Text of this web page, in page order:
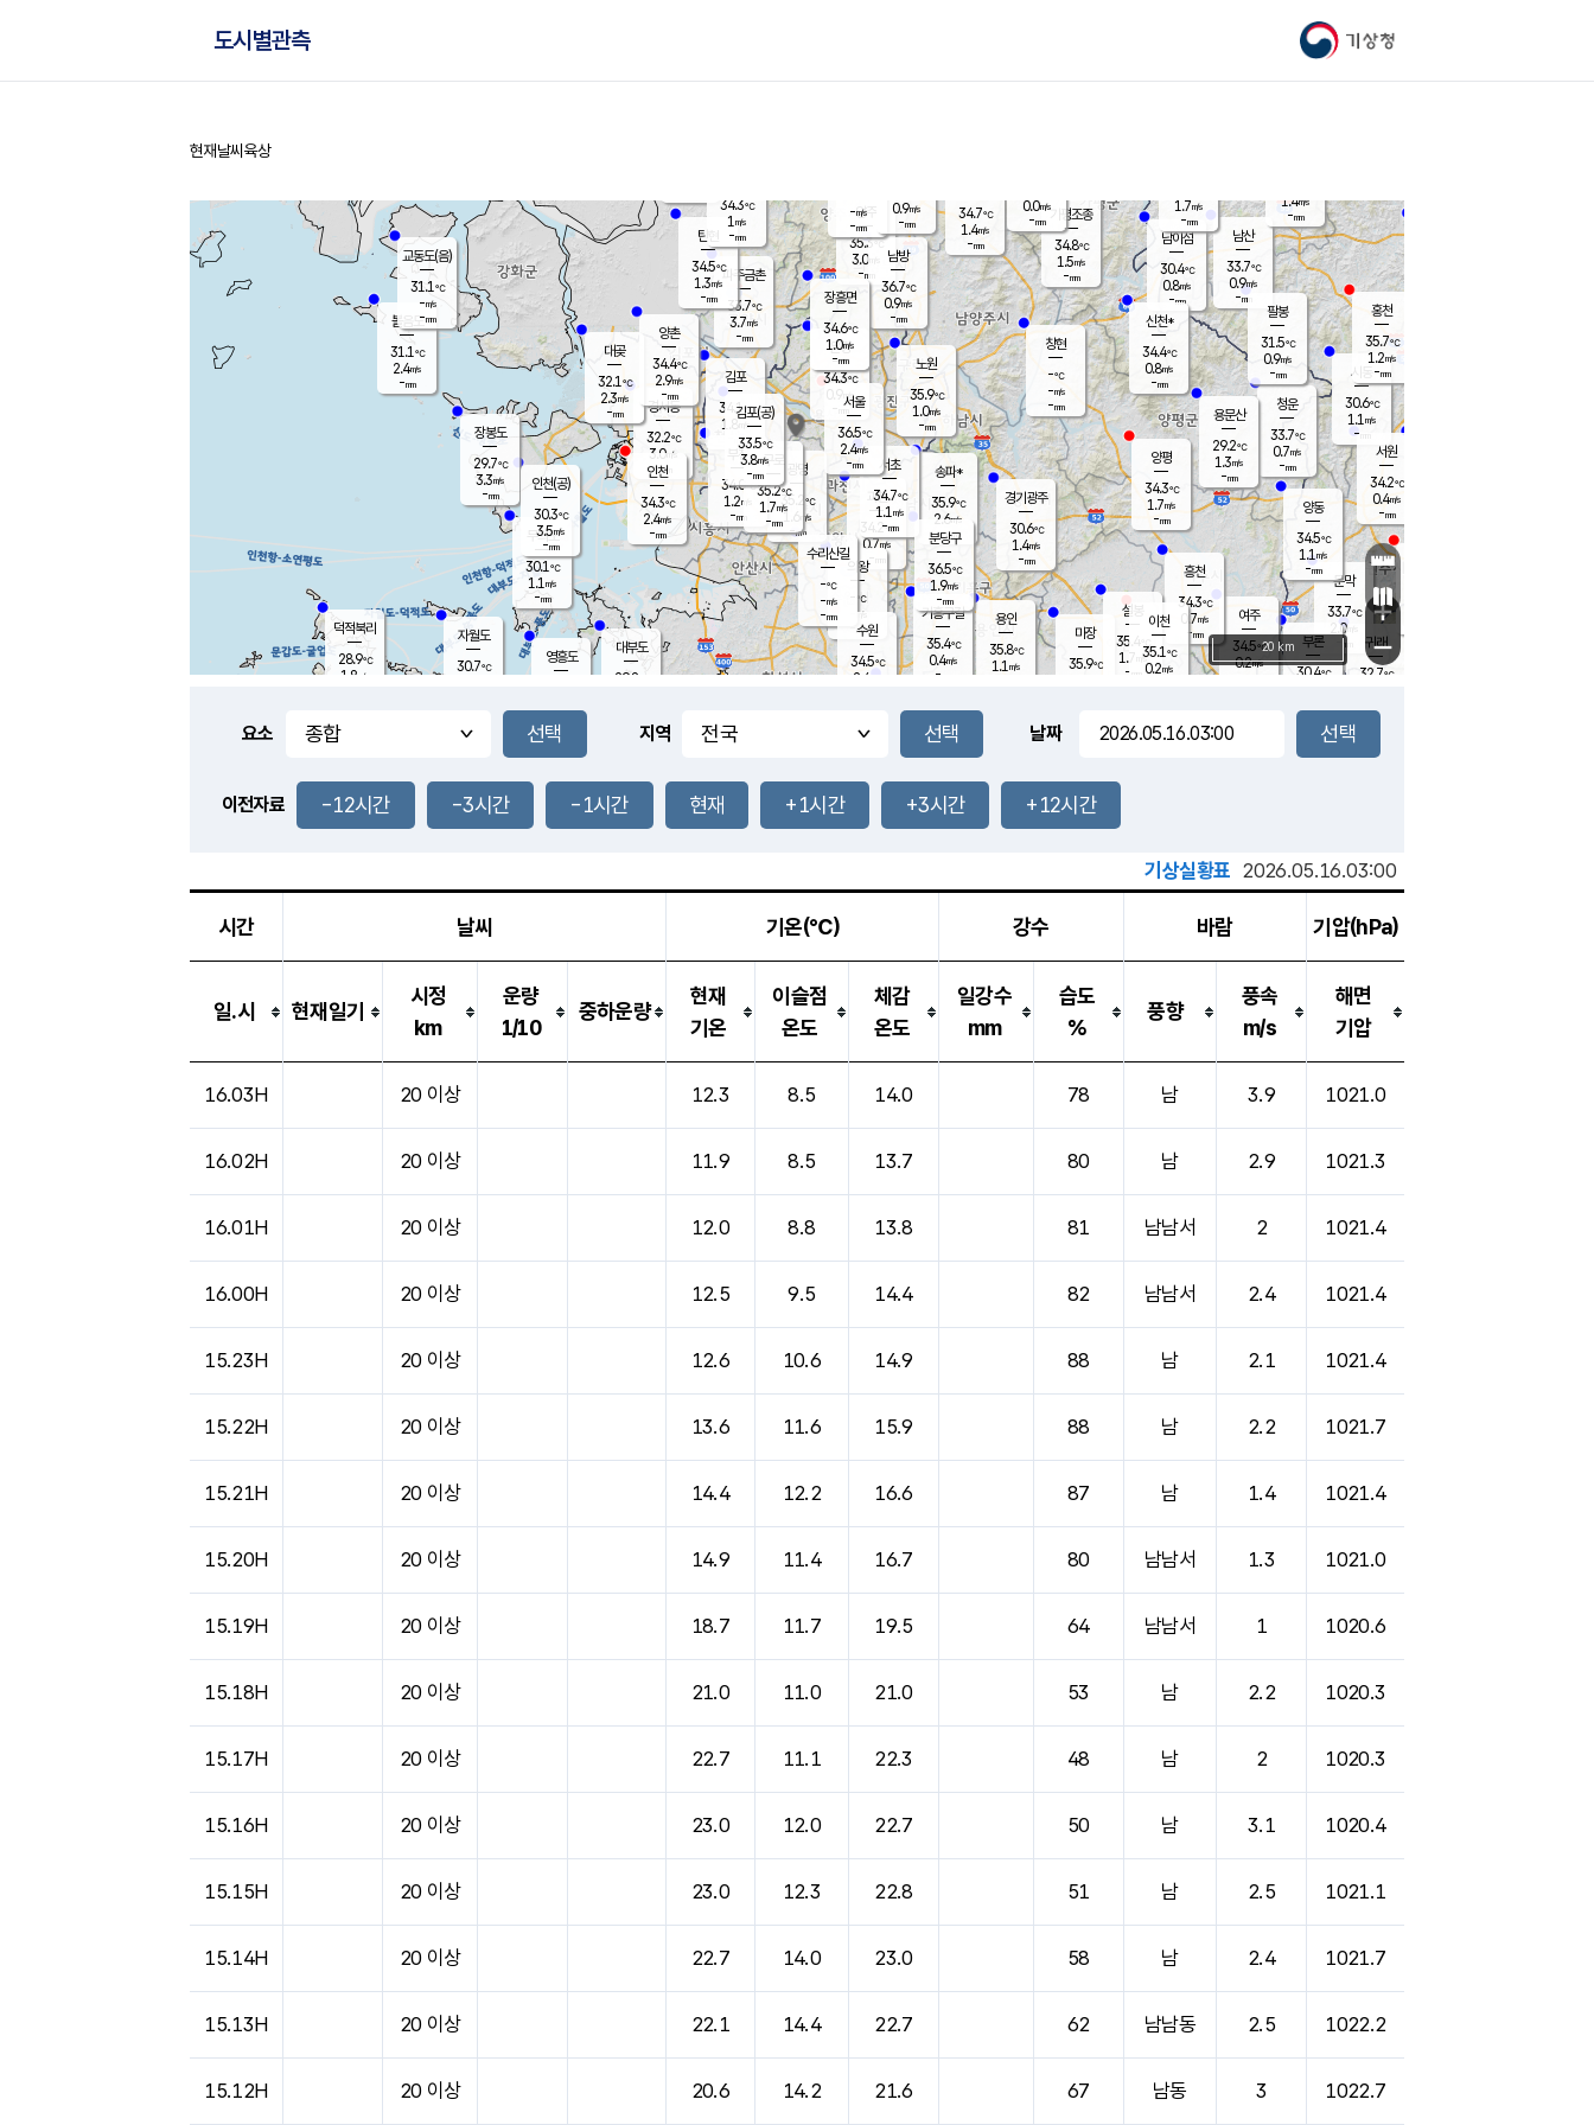
기상청
도시별관측
홈
현재날씨 육상
풍도
2.3m/s
문막
33.7℃
2.0m/s
mm
남이섬
30.4℃
0.8m/s
-mm
무의도
30.1℃
1.1 m/s
-mm
영흥도
볼음도
31.1℃
2.4m/s
-mm
자월도
30.7℃
양주
35.3℃
3.0
-mm
부론
30.4℃
과천
34.2℃
0.7m/s
- mm
남산
33.7℃
0.9m/s
-mm
장봉도
29.7℃
3.3m/s
-mm
-mm
청운
33.7℃
0.7m/s
-mm
팔봉
31.5℃
0.9m/s
-mm
-mm
용인
35.8℃
1.1 m/s
여주
34.5℃
0.2m/s
양동
34.5℃
1.1m/s
-mm
경기광주
30.6℃
1.4m/s
-mm
장호원
1.7m/s
-mm
30.6
℃
대부도
29.8
-
경서동
32.2℃
3.0m/s
-mm
파주금촌
33.7℃
3.7m/s
-mm
가평조종
34.8℃
1.5m/s
-mm
34.7℃
1.4m/s
-mm
대곶
32.1℃
2.3m/s
-mm
신천*
34.4℃
0.8m/s
-mm
창현
-℃
-m/s
-mm
탄현
34.5℃
1.3m/s
-mm
0.0m/s
-mm
36.0℃
0.8m/s
-mm
흥천
34.3℃
0.7m/s
-mm
마장
35.9℃
의왕
- ℃
m/s
mm
김포
34.1℃
1.8 m/s
mm
설봉
35.4℃
1.7 m/s
- mm
광명
35.2 ℃
1.6 m/s
-mm
부천
34.0℃
1.2m/s
-mm
-mm
양촌
34.4℃
2.9m/s
-mm
구로
35.2℃
1.7m/s
-mm
은평
34.3℃
0.9 m/s
- mm
노원
35.9℃
1.0m/s
-mm
송파*
35.9℃
2.6m/s
-mm
서초
34.7℃
1.1 m/s
-mm
남방
36.7℃
0.9m/s
-mm
기흥구갈
35.4℃
0.4m/s
-
수리산길
-℃
-m/s
-mm
분당구
36.5℃
1.9m/s
-mm
장흥면
34.6℃
1.0m/s
-mm
-m/s
-mm
시동
30.6℃
1.1 m/s
- mm
귀래
32.7℃
서원
34.2℃
0.4m/s
-mm
용문산
29.2℃
1.3m/s
-mm
덕적북리
28.9℃
1.8 m/s
인천(공)
30.3℃
3.5m/s
-mm
김포(공)
33.5℃
3.8m/s
-mm
교동도(음)
31.1℃
-m/s
-mm
홍천
35.7℃
1.2m/s
-mm
이천
35.1℃
0.2m/s
양평
34.3℃
1.7m/s
-mm
수원
34.5℃
2.4 m/s
인천
34.3℃
2.4m/s
-mm
서울
36.5℃
2.4m/s
-mm
1.4m/s
-mm
34.3℃
1 m/s
-mm
0.9m/s
-mm
+
−
20 km
요소 지역 날짜
이전자료 -12시간 -3시간 -1시간 현재 +1시간 +3시간 +12시간
기상실황표 2026.05.16.03:00
시간 날씨 기온(℃) 강수 바람 기압(hPa)
일.시 현재일기
시정
km
운량
1/10
중하운량
현재
기온
이슬점
온도
체감
온도
일강수
mm
습도
%
풍향
풍속
m/s
해면
기압
16.03H 20 이상 12.3 8.5 14.0 78 남 3.9 1021.0
16.02H 20 이상 11.9 8.5 13.7 80 남 2.9 1021.3
16.01H 20 이상 12.0 8.8 13.8 81 남남서 2 1021.4
16.00H 20 이상 12.5 9.5 14.4 82 남남서 2.4 1021.4
15.23H 20 이상 12.6 10.6 14.9 88 남 2.1 1021.4
15.22H 20 이상 13.6 11.6 15.9 88 남 2.2 1021.7
15.21H 20 이상 14.4 12.2 16.6 87 남 1.4 1021.4
15.20H 20 이상 14.9 11.4 16.7 80 남남서 1.3 1021.0
15.19H 20 이상 18.7 11.7 19.5 64 남남서 1 1020.6
15.18H 20 이상 21.0 11.0 21.0 53 남 2.2 1020.3
15.17H 20 이상 22.7 11.1 22.3 48 남 2 1020.3
15.16H 20 이상 23.0 12.0 22.7 50 남 3.1 1020.4
15.15H 20 이상 23.0 12.3 22.8 51 남 2.5 1021.1
15.14H 20 이상 22.7 14.0 23.0 58 남 2.4 1021.7
15.13H 20 이상 22.1 14.4 22.7 62 남남동 2.5 1022.2
15.12H 20 이상 20.6 14.2 21.6 67 남동 3 1022.7